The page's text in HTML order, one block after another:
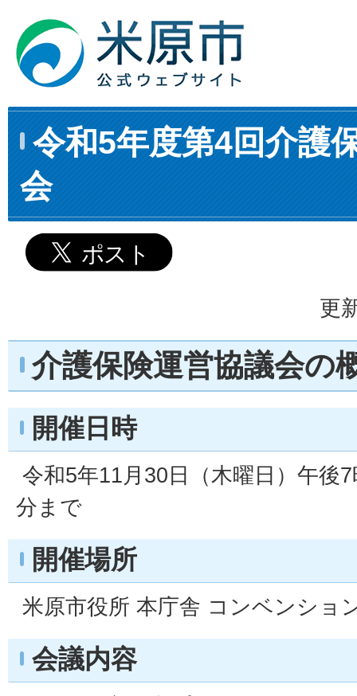
令和5年度第4回介護
会
更
介護保険運営協議会の
開催日時
令和5年11月30日（木曜日）午後
分まで
開催場所
米原市役所 本庁舎 コンベンショ
会議内容